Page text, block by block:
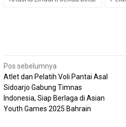
Navigasi
pos
Pos sebelumnya
Atlet dan Pelatih Voli Pantai Asal
Sidoarjo Gabung Timnas
Indonesia, Siap Berlaga di Asian
Youth Games 2025 Bahrain